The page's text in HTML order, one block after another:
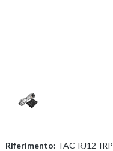
Riferimento: TAC-RJ12-IRP